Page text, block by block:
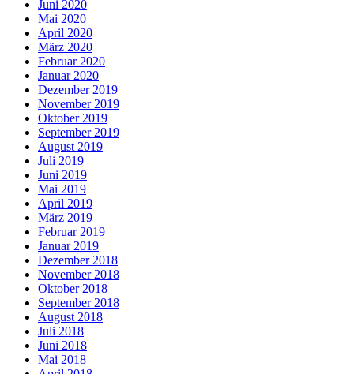
Juni 2020
Mai 2020
April 2020
März 2020
Februar 2020
Januar 2020
Dezember 2019
November 2019
Oktober 2019
September 2019
August 2019
Juli 2019
Juni 2019
Mai 2019
April 2019
März 2019
Februar 2019
Januar 2019
Dezember 2018
November 2018
Oktober 2018
September 2018
August 2018
Juli 2018
Juni 2018
Mai 2018